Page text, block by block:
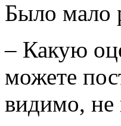
Было мало
– Какую
можете
видимо, не